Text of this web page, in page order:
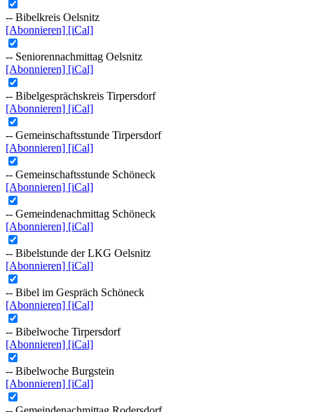
-- Bibelkreis Oelsnitz
[Abonnieren] [iCal]
-- Seniorennachmittag Oelsnitz
[Abonnieren] [iCal]
-- Bibelgesprächskreis Tirpersdorf
[Abonnieren] [iCal]
-- Gemeinschaftsstunde Tirpersdorf
[Abonnieren] [iCal]
-- Gemeinschaftsstunde Schöneck
[Abonnieren] [iCal]
-- Gemeindenachmittag Schöneck
[Abonnieren] [iCal]
-- Bibelstunde der LKG Oelsnitz
[Abonnieren] [iCal]
-- Bibel im Gespräch Schöneck
[Abonnieren] [iCal]
-- Bibelwoche Tirpersdorf
[Abonnieren] [iCal]
-- Bibelwoche Burgstein
[Abonnieren] [iCal]